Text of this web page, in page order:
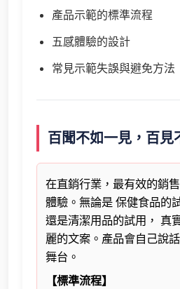
產品示範的標準流程
五感體驗的設計
常見示範失誤與避免方法
百聞不如一見，百見
在直銷行業，最有效的銷
體驗。無論是 保健食品的
還是清潔用品的試用， 真
麗的文案。產品會自己說
舞台。
【標準流程】